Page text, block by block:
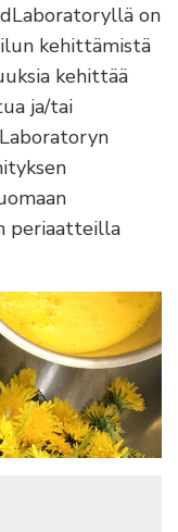
on
kehittämistä
kehittää
ja/tai
periaatteilla